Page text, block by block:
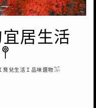
居生活
育兒生活Ｉ品味選物𓅮